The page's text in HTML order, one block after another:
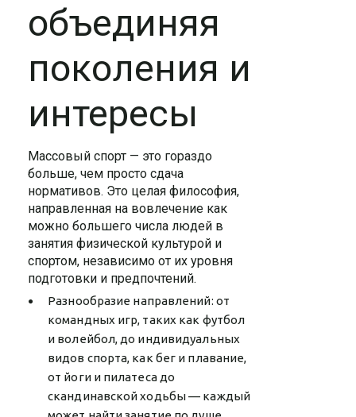
объединяя
поколения и
интересы
Массовый спорт — это гораздо
больше, чем просто сдача
нормативов. Это целая философия,
направленная на вовлечение как
можно большего числа людей в
занятия физической культурой и
спортом, независимо от их уровня
подготовки и предпочтений.
Разнообразие направлений: от
командных игр, таких как футбол
и волейбол, до индивидуальных
видов спорта, как бег и плавание,
от йоги и пилатеса до
скандинавской ходьбы — каждый